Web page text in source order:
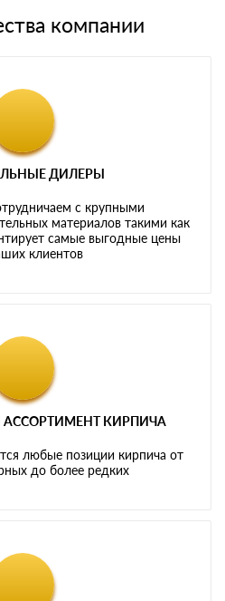
компании
ДИЛЕРЫ
с крупными
материалов такими как
самые выгодные цены
клиентов
КИРПИЧА
любые позиции кирпича от
до более редких